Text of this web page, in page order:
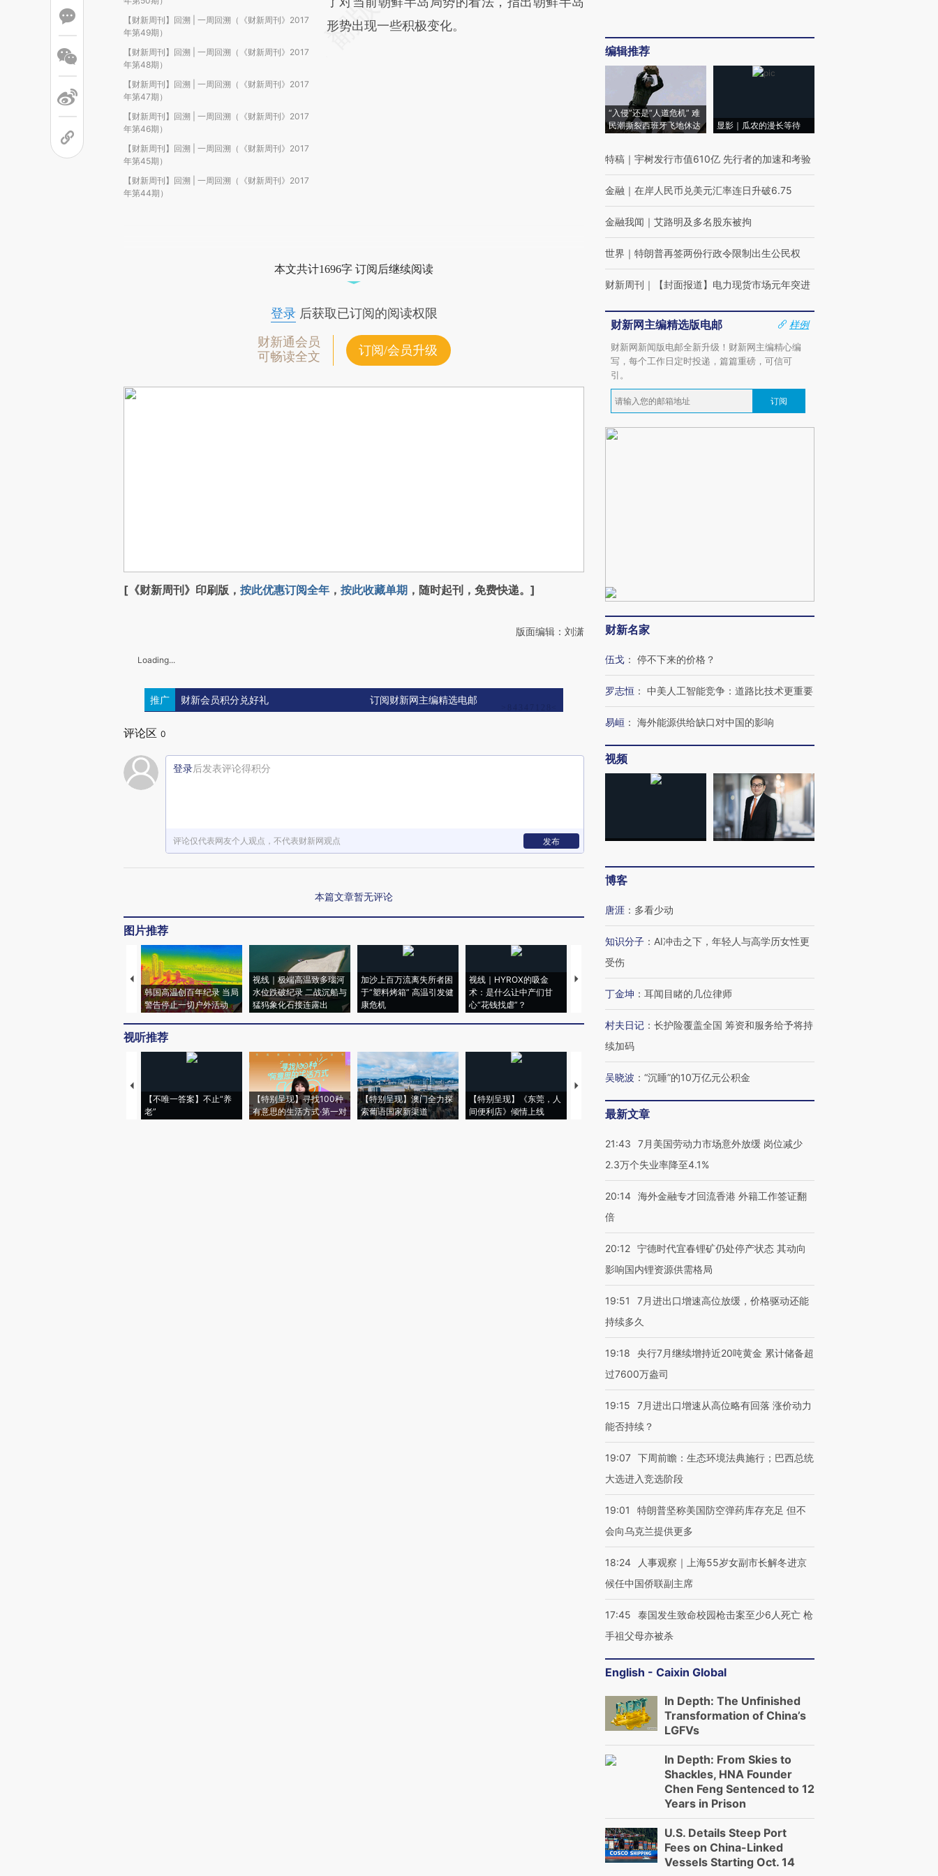
【财新周刊】回溯 | 一周回溯（《财新周刊》2017
年第49期）
【财新周刊】回溯 | 一周回溯（《财新周刊》2017
年第48期）
【财新周刊】回溯 | 一周回溯（《财新周刊》2017
年第47期）
【财新周刊】回溯 | 一周回溯（《财新周刊》2017
年第46期）
【财新周刊】回溯 | 一周回溯（《财新周刊》2017
年第45期）
【财新周刊】回溯 | 一周回溯（《财新周刊》2017
年第44期）
形势出现一些积极变化。
本文共计1696字 订阅后继续阅读
登录后获取已订阅的阅读权限
财新通会员
可畅读全文
订阅/会员升级
[《财新周刊》印刷版， 按此优惠订阅全年 ， 按此收藏单期 ，随时起刊，免费快递。]
版面编辑：刘潇
Loading...
推广 财新会员积分兑好礼 订阅财新网主编精选电邮
评论区 0
登录后发表评论得积分
评论仅代表网友个人观点，不代表财新网观点 发布
本篇文章暂无评论
图片推荐
韩国高温创百年纪录 当局
警告停止一切户外活动
视线｜极端高温致多瑙河
水位跌破纪录 二战沉船与
猛犸象化石接连露出
加沙上百万流离失所者困
于“塑料烤箱” 高温引发健
康危机
视线｜HYROX的吸金
术：是什么让中产们甘
心“花钱找虐”？
马航飞行员跨国走私7万
粒摇头丸 尿检体内含3种
视线｜被称为“蟑螂”的印
度Z世代 用街头抗争将教
视线｜“入侵”还是“人道危
视听推荐
【不唯一答案】不止“养
老”
【特别呈现】寻找100种
有意思的生活方式·第一对
【特别呈现】澳门全力探
索葡语国家新渠道
【特别呈现】《东莞，人
间便利店》倾情上线
【推广】走进第四届链博
会，让数智科技“链”接产
【特别呈现】寻找100种
CFO：不靠规模取胜，华
编辑推荐
“入侵”还是“人道危机” 难
民潮撕裂西班牙飞地休达
显影｜瓜农的漫长等待
特稿 ｜ 宇树发行市值610亿 先行者的加速和考验
金融 ｜ 在岸人民币兑美元汇率连日升破6.75
金融我闻 ｜ 艾路明及多名股东被拘
世界 ｜ 特朗普再签两份行政令限制出生公民权
财新周刊 ｜ 【封面报道】电力现货市场元年突进
财新网主编精选版电邮
样例
财新网新闻版电邮全新升级！财新网主编精心编
写，每个工作日定时投递，篇篇重磅，可信可
引。
订阅
财新名家
伍戈 ： 停不下来的价格？
罗志恒 ： 中美人工智能竞争：道路比技术更重要
易峘 ： 海外能源供给缺口对中国的影响
视频
博客
唐涯 ： 多看少动
知识分子 ： AI冲击之下，年轻人与高学历女性更
受伤
丁金坤 ： 耳闻目睹的几位律师
村夫日记 ： 长护险覆盖全国 筹资和服务给予将持
续加码
吴晓波 ： “沉睡”的10万亿元公积金
最新文章
21:43
7月美国劳动力市场意外放缓 岗位减少
2.3万个失业率降至4.1%
20:14 海外金融专才回流香港 外籍工作签证翻
倍
20:12 宁德时代宜春锂矿仍处停产状态 其动向
影响国内锂资源供需格局
19:51
7月进出口增速高位放缓，价格驱动还能
持续多久
19:18
央行7月继续增持近20吨黄金 累计储备超
过7600万盎司
19:15
7月进出口增速从高位略有回落 涨价动力
能否持续？
19:07 下周前瞻：生态环境法典施行；巴西总统
大选进入竞选阶段
19:01
特朗普坚称美国防空弹药库存充足 但不
会向乌克兰提供更多
18:24
人事观察｜上海55岁女副市长解冬进京
候任中国侨联副主席
17:45
泰国发生致命校园枪击案至少6人死亡 枪
手祖父母亦被杀
English - Caixin Global
In Depth: The Unfinished
Transformation of China’s
LGFVs
In Depth: From Skies to
Shackles, HNA Founder
Chen Feng Sentenced to 12
Years in Prison
U.S. Details Steep Port
Fees on China-Linked
Vessels Starting Oct. 14